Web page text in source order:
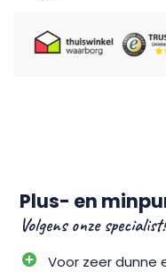
Plus- en
Volgens onze specialist!
Voor zeer dunne